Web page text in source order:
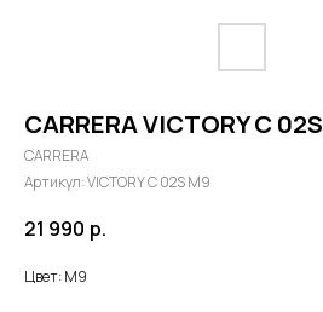
CARRERA VICTORY C 02S
CARRERA
Артикул:VICTORY C 02S M9
21 990 р.
Цвет: M9